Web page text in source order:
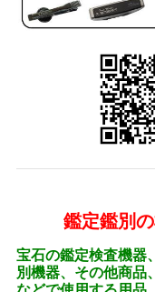
鑑定鑑別
宝石の鑑定検査機器
別機器、その他商品